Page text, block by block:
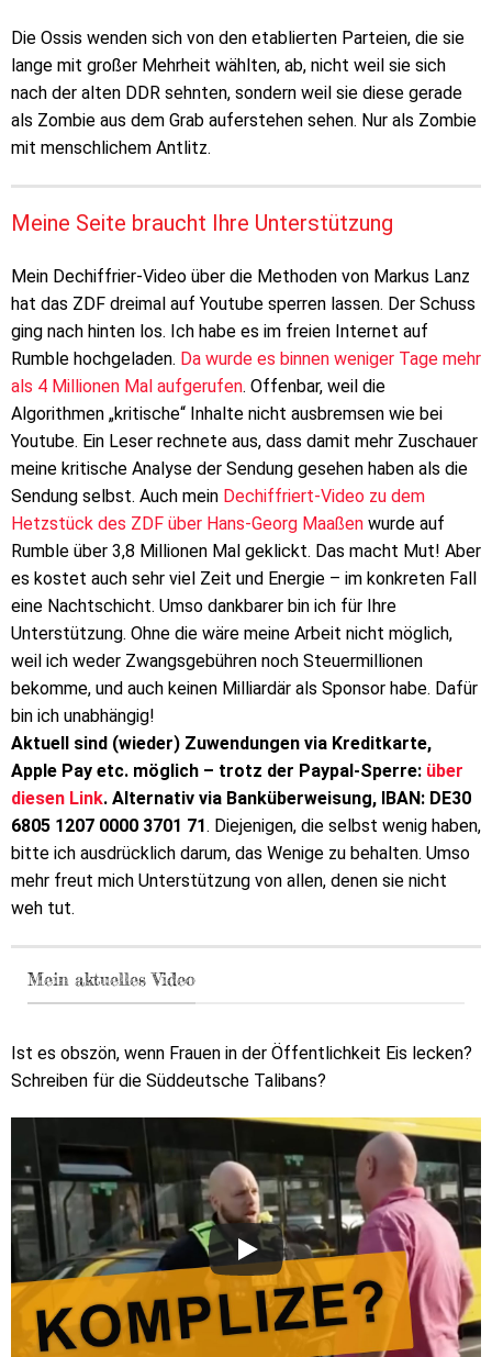
Die Ossis wenden sich von den etablierten Parteien, die sie
lange mit großer Mehrheit wählten, ab, nicht weil sie sich
nach der alten DDR sehnten, sondern weil sie diese gerade
als Zombie aus dem Grab auferstehen sehen. Nur als Zombie
mit menschlichem Antlitz.
Meine Seite braucht Ihre Unterstützung
Mein Dechiffrier-Video über die Methoden von Markus Lanz
hat das ZDF dreimal auf Youtube sperren lassen. Der Schuss
ging nach hinten los. Ich habe es im freien Internet auf
Rumble hochgeladen. Da wurde es binnen weniger Tage mehr
als 4 Millionen Mal aufgerufen. Offenbar, weil die
Algorithmen „kritische“ Inhalte nicht ausbremsen wie bei
Youtube. Ein Leser rechnete aus, dass damit mehr Zuschauer
meine kritische Analyse der Sendung gesehen haben als die
Sendung selbst. Auch mein Dechiffriert-Video zu dem
Hetzstück des ZDF über Hans-Georg Maaßen wurde auf
Rumble über 3,8 Millionen Mal geklickt. Das macht Mut! Aber
es kostet auch sehr viel Zeit und Energie – im konkreten Fall
eine Nachtschicht. Umso dankbarer bin ich für Ihre
Unterstützung. Ohne die wäre meine Arbeit nicht möglich,
weil ich weder Zwangsgebühren noch Steuermillionen
bekomme, und auch keinen Milliardär als Sponsor habe. Dafür
bin ich unabhängig!
Aktuell sind (wieder) Zuwendungen via Kreditkarte,
Apple Pay etc. möglich – trotz der Paypal-Sperre: über
diesen Link. Alternativ via Banküberweisung, IBAN: DE30
6805 1207 0000 3701 71. Diejenigen, die selbst wenig haben,
bitte ich ausdrücklich darum, das Wenige zu behalten. Umso
mehr freut mich Unterstützung von allen, denen sie nicht
weh tut.
Mein aktuelles Video
Ist es obszön, wenn Frauen in der Öffentlichkeit Eis lecken?
Schreiben für die Süddeutsche Talibans?